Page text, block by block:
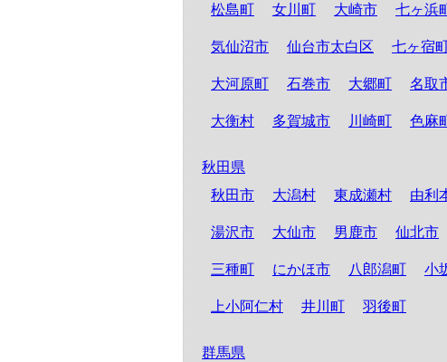
松島町 女川町 大崎市 七ヶ浜
気仙沼市 仙台市太白区 七ヶ宿
大河原町 石巻市 大郷町 名取
大衡村 多賀城市 川崎町 色麻
秋田県
秋田市
大潟村 東成瀬村 由利
湯沢市 大仙市 男鹿市 仙北市
三種町 にかほ市 八郎潟町 小
上小阿仁村 井川町 羽後町
群馬県